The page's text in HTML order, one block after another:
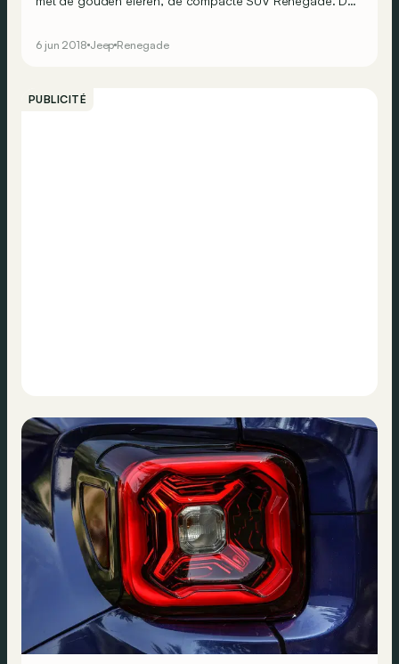
6 jun 2018 Jeep Renegade
PUBLICITÉ